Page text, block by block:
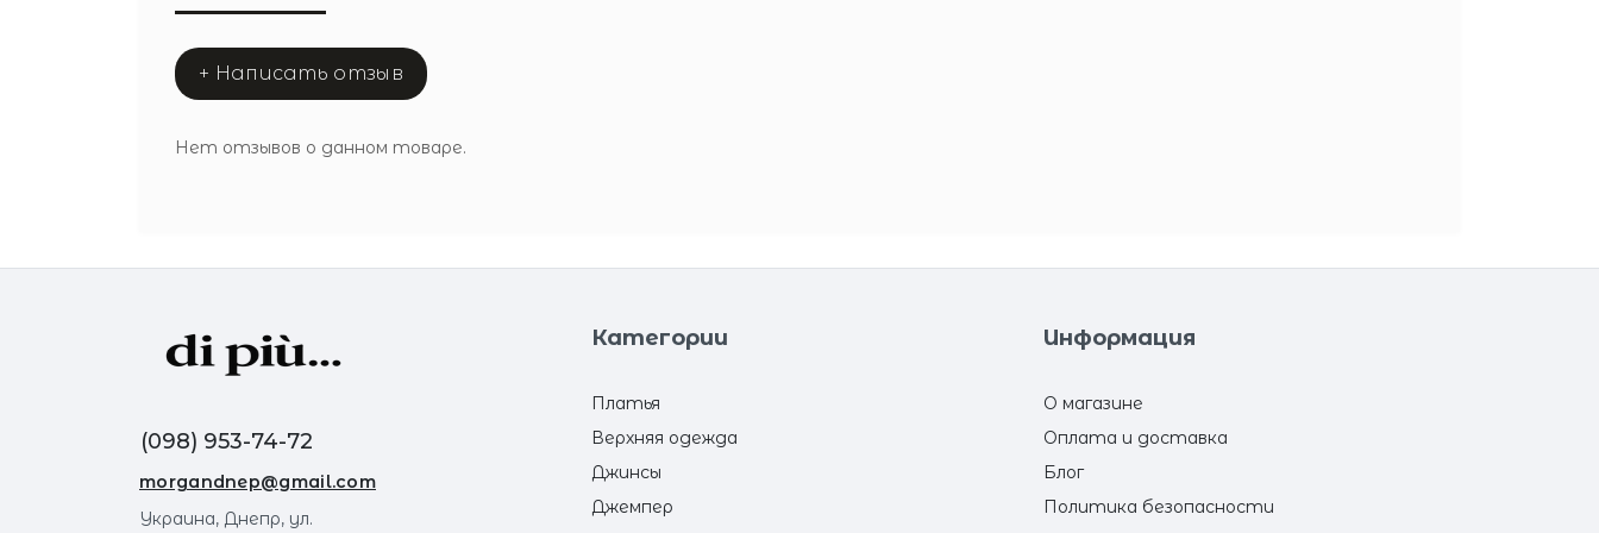
+ Написать отзыв
Нет отзывов о данном товаре.
(098) 953-74-72
morgandnep@gmail.com
Украина, Днепр, ул.
Категории
Платья
Верхняя одежда
Джинсы
Джемпер
Информация
О магазине
Оплата и доставка
Блог
Политика безопасности